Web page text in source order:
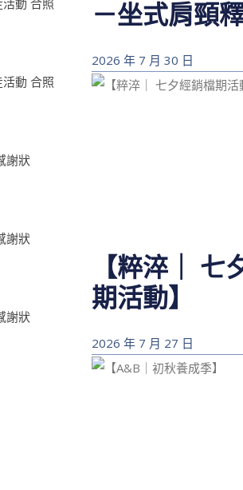
－坐式肩頸
2026 年 7 月 30 日
【粹淬｜ 七
期活動】
2026 年 7 月 27 日